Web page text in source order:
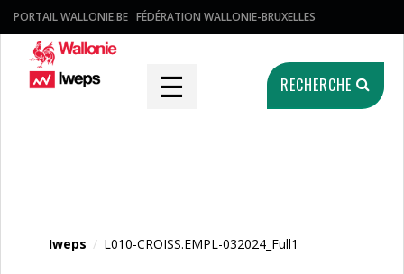
PORTAIL WALLONIE.BE FÉDÉRATION WALLONIE-BRUXELLES
☰ RECHERCHE
Iweps / L010-CROISS.EMPL-032024_Full1